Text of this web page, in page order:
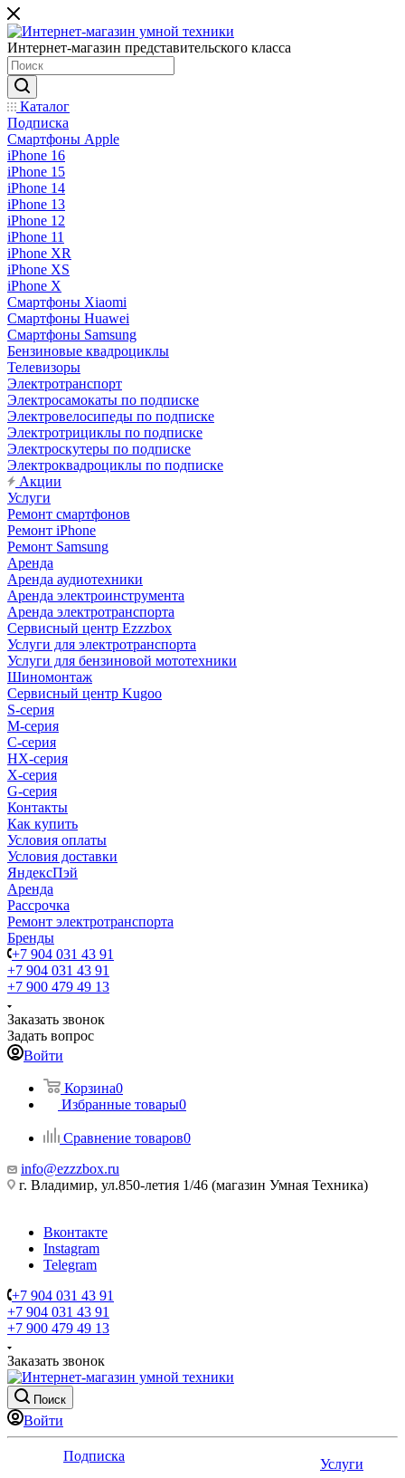
Интернет-магазин представительского класса
Каталог
Подписка
Смартфоны Apple
iPhone 16
iPhone 15
iPhone 14
iPhone 13
iPhone 12
iPhone 11
iPhone XR
iPhone XS
iPhone X
Смартфоны Xiaomi
Смартфоны Huawei
Смартфоны Samsung
Бензиновые квадроциклы
Телевизоры
Электротранспорт
Электросамокаты по подписке
Электровелосипеды по подписке
Электротрициклы по подписке
Электроскутеры по подписке
Электроквадроциклы по подписке
Акции
Услуги
Ремонт смартфонов
Ремонт iPhone
Ремонт Samsung
Аренда
Аренда аудиотехники
Аренда электроинструмента
Аренда электротранспорта
Сервисный центр Ezzzbox
Услуги для электротранспорта
Услуги для бензиновой мототехники
Шиномонтаж
Сервисный центр Kugoo
S-cерия
M-серия
С-серия
HX-серия
X-серия
G-серия
Контакты
Как купить
Условия оплаты
Условия доставки
ЯндексПэй
Аренда
Рассрочка
Ремонт электротранспорта
Бренды
+7 904 031 43 91
+7 904 031 43 91
+7 900 479 49 13
Заказать звонок
Задать вопрос
Войти
Корзина0
Избранные товары0
Сравнение товаров0
info@ezzzbox.ru
г. Владимир, ул.850-летия 1/46 (магазин Умная Техника)
Вконтакте
Instagram
Telegram
+7 904 031 43 91
+7 904 031 43 91
+7 900 479 49 13
Заказать звонок
Поиск
Войти
Подписка
Услуги